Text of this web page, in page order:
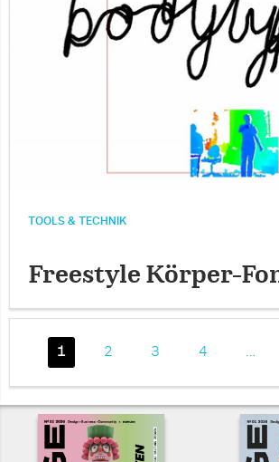
TOOLS & TECHNIK
Freestyle Körper-
1 2 3 4